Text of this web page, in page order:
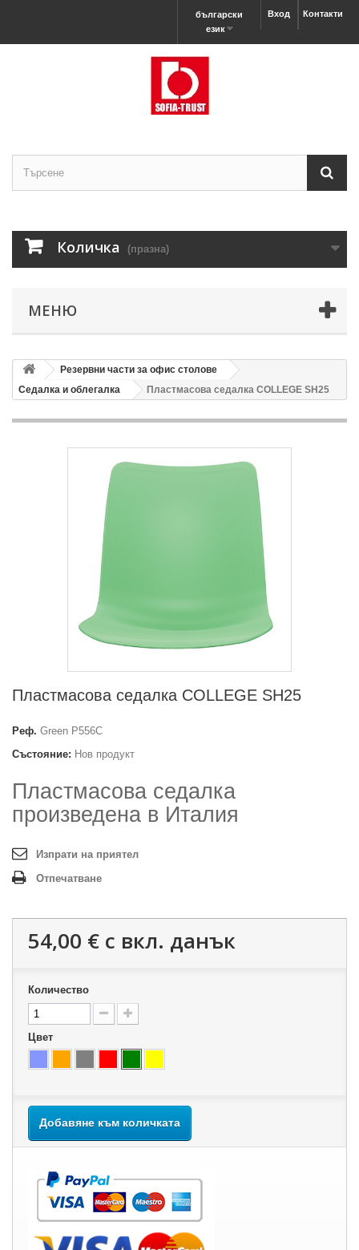
Контакти
Вход
български
език
Количка (празна)
МЕНЮ
Резервни части за офис столове
Седалка и облегалка
Пластмасова седалка COLLEGE SH25
Пластмасова седалка COLLEGE SH25
Реф. Green P556C
Състояние: Нов продукт
Пластмасова седалка
произведена в Италия
Изпрати на приятел
Отпечатване
54,00 € с вкл. данък
Количество
Цвет
Добавяне към количката